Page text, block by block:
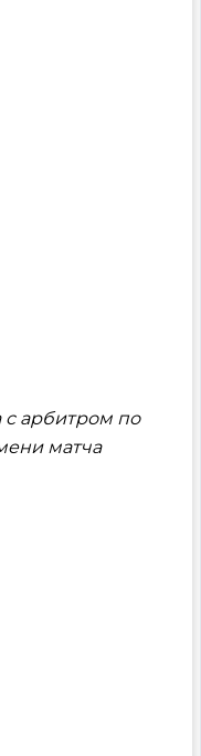
с арбитром по
матча